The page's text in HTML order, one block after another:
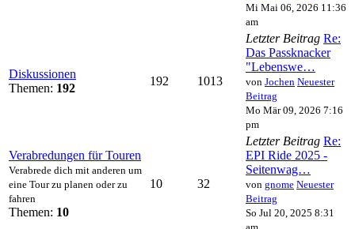
Mi Mai 06, 2026 11:36
am
Diskussionen
Themen: 192
192 1013
Letzter Beitrag Re:
Das Passknacker
"Lebenswe…
von Jochen Neuester
Beitrag
Mo Mär 09, 2026 7:16
pm
Verabredungen für Touren
Verabrede dich mit anderen um
eine Tour zu planen oder zu
fahren
Themen: 10
10 32
Letzter Beitrag Re:
EPI Ride 2025 -
Seitenwag…
von gnome Neuester
Beitrag
So Jul 20, 2025 8:31